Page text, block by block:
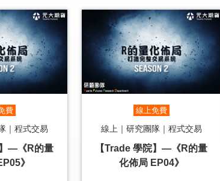
費
｜程式交易
】—《R的量
》
線上免費
線上｜研究團隊｜程式交易
【Trade 學院】—《R的量
化佈局 EP04》